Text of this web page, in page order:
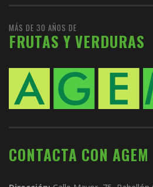
MÁS DE 30 AÑOS DE
FRUTAS Y VERDURAS
CONTACTA CON AGEM